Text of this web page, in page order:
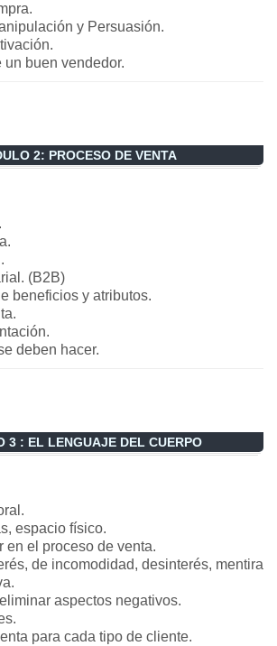
y Persuasión.
buen vendedor.
2: PROCESO DE VENTA
(B2B)
beneficios y atributos.
deben hacer.
3 : EL LENGUAJE DEL CUERPO
espacio físico.
en el proceso de venta.
de incomodidad, desinterés, mentira
aspectos negativos.
para cada tipo de cliente.